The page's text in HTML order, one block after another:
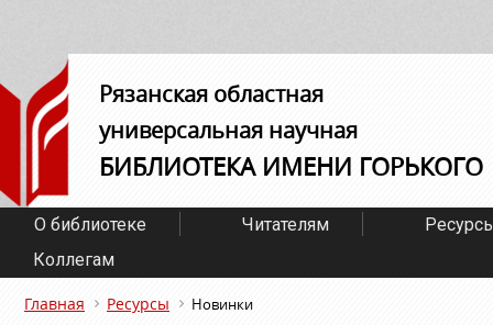
Рязанская областная
универсальная научная
БИБЛИОТЕКА ИМЕНИ ГОРЬКОГО
О библиотеке Читателям
Коллегам
Главная Ресурсы Новинки